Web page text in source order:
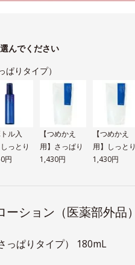
んでください
りタイプ）
トル入
っとり
円
【つめかえ
用】さっぱり
1,430円
【つめかえ
用】しっとり
1,430円
ーション（医薬部外品）
っぱりタイプ） 180mL